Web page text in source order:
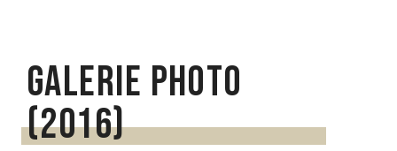
Galerie photo
(2016)